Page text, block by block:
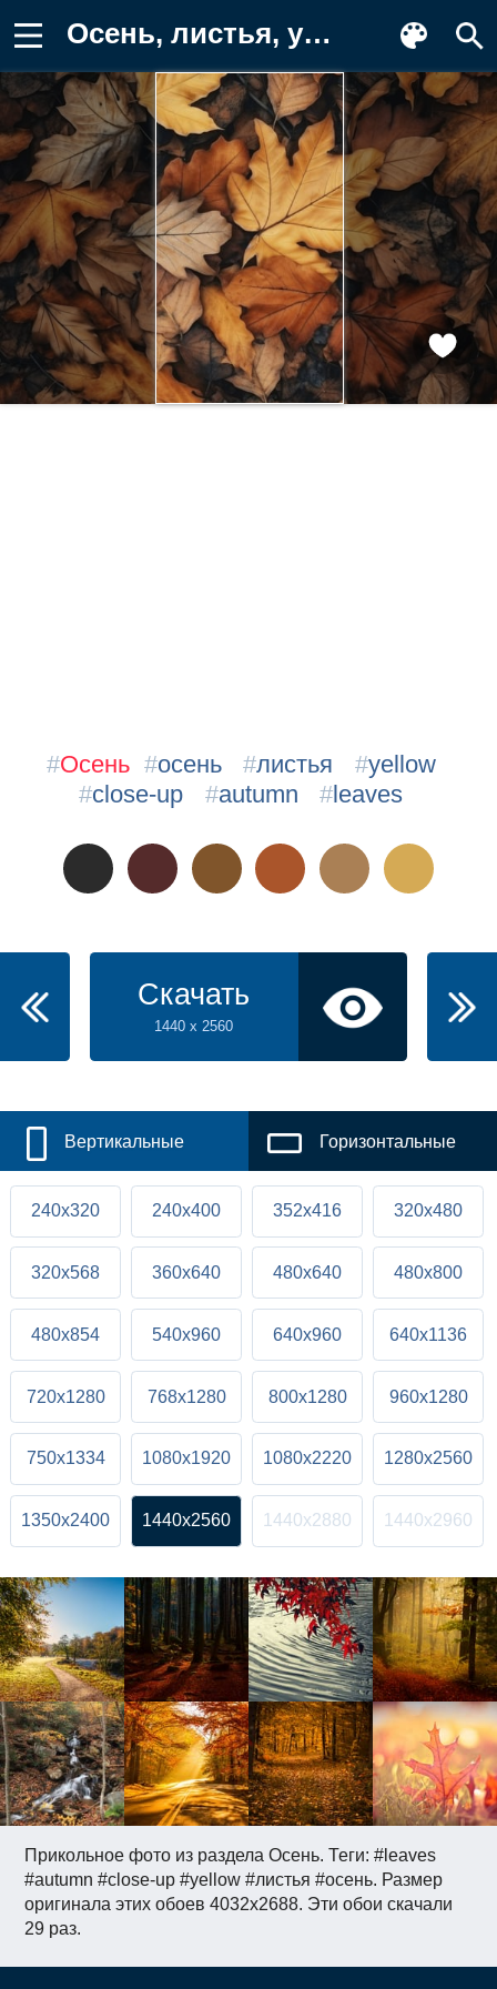
Осень, листья, yellow, close-up Фотография
Прикольное фото из раздела Осень. Теги: #leaves
#autumn #close-up #yellow #листья #осень. Размер
оригинала этих обоев 4032x2688. Эти обои скачали
29 раз.
#Осень #осень #листья #yellow
#close-up #autumn #leaves
Скачать
1440 x 2560
Вертикальные Горизонтальные
240x320 240x400 352x416 320x480
320x568 360x640 480x640 480x800
480x854 540x960 640x960 640x1136
720x1280 768x1280 800x1280 960x1280
750x1334 1080x1920 1080x2220 1280x2560
1350x2400 1440x2560 1440x2880 1440x2960